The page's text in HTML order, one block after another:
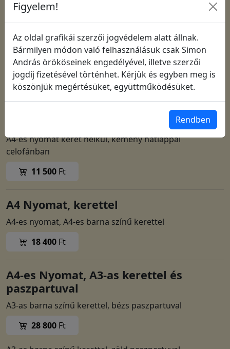
Cikkszám: 1902
A4-es nyomat keret nélkül, kemény hátlappal
celofánban
11 500 Ft
A4 Nyomat, kerettel
A4-es nyomat, A4-es barna színű kerettel
18 400 Ft
A4-es Nyomat, A3-as kerettel és
paszpartuval
A3-as barna színű kerettel, bézs paszpartuval
28 800 Ft
Figyelem!
Az oldal grafikái szerzői jogvédelem alatt állnak.
Bármilyen módon való felhasználásuk csak Simon
András örököseinek engedélyével, illetve szerzői
jogdíj fizetésével történhet. Kérjük és egyben meg is
köszönjük megértésüket, együttműködésüket.
Rendben